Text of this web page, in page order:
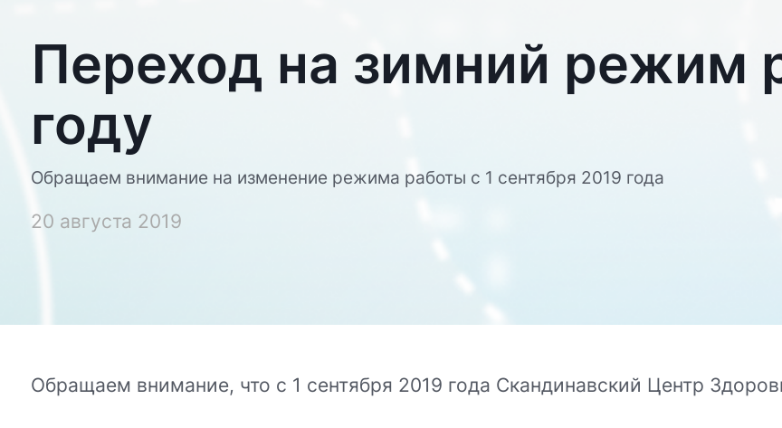
Переход на зимний режим
году
Обращаем внимание на изменение режима работы с 1 сентября 2019 года
20 августа 2019
Обращаем внимание, что с 1 сентября 2019 года Скандинавский Центр